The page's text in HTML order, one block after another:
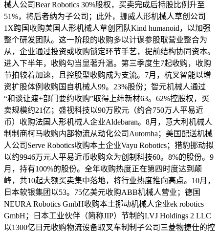
械人公司Bear Robotics 30%股权，买卖完成后持股比例升至
51%，将后者纳为子公司；此外，挪威人形机械人草创公司
1X跨国收购美国人形机械人草创团队Kind humanoid，以加强
整个研发团队。这一阶段的收购多以计谋参股取营业整合为
从，企业通过投资或收购锁定环节手艺，提前结构协同资本。
进入下半年，收购勾当显著升温。第三季度生7起收购，收购
节拍较着加速，且控股型收购成为支流。7月，杭叉智能以增
资扩股体例收购国自机械人99。23%股份；智元机械人通过
“和谈让渡+部门要约收购”取得上纬新材63。62%控股权，买
卖规模约21亿；盛视科技以90万欧元（约合750万人平易近
币）收购法国人形机械人企业Aldebaran。8月，意大利机械人
制制商柯马收购内部物流从动化公司Automha；美国配送机械
人公司Serve Robotics收购本土企业Vayu Robotics；猎豹挪动拟
以约9946万元人平易近币收购众为创制科技60。8%的股份。9
月，持有100%的股份。全年收购热度正在第四时度达到颠
峰，共10起大额买卖集中落地，将行业热度推向高点。10月，
日本软银集团以53。75亿美元收购ABB机械人营业；德国
NEURA Robotics GmbH收购本土挪动机械人企业ek robotics
GmbH；日本工业伙伴（简称JIP）节制的LVJ Holdings 2 LLC
以1300亿日元收购物流设备取叉车制制子公司三菱物捷仕的控